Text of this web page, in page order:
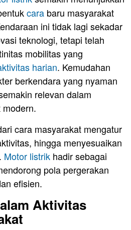
cara baru masyarakat
ini tidak lagi sekadar
teknologi, tetapi telah
mobilitas yang
harian. Kemudahan
berkendara yang nyaman
relevan dalam
cara masyarakat mengatur
hingga menyesuaikan
. Motor listrik hadir sebagai
pola pergerakan
efisien.
Aktivitas